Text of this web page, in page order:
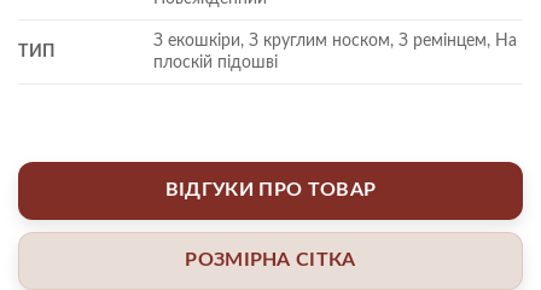
ТИП
З екошкіри, З круглим носком, З ремінцем, На
плоскій підошві
ВІДГУКИ ПРО ТОВАР
РОЗМІРНА СІТКА